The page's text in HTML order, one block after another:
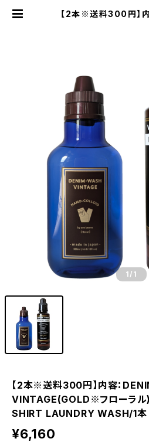
【2本※送料300円】
AUNDRY WASH/1
ASH & DENIM-
1 /1
【2本※送料300円】内容：
VINTAGE(GOLD※フローラ
SHIRT LAUNDRY WASH/1本
¥6,160